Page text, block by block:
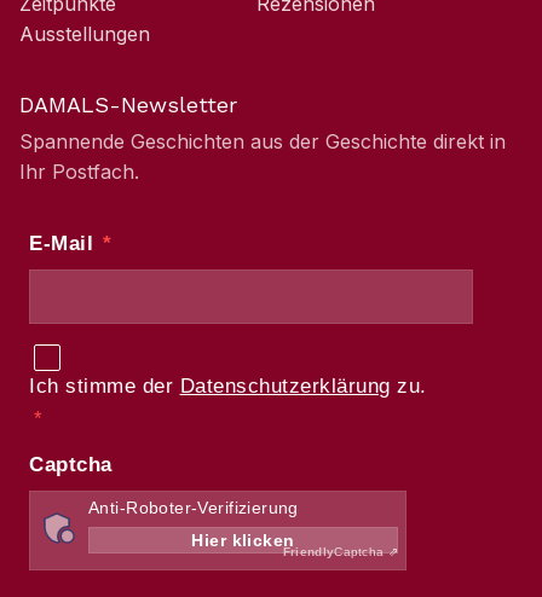
Ausstellungen
DAMALS-Newsletter
Spannende Geschichten aus der Geschichte direkt in
Ihr Postfach.